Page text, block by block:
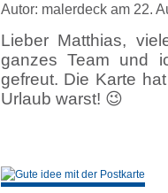
Autor: malerdeck am 22.
Lieber Matthias,
ganzes Team und
gefreut. Die Karte
Urlaub warst! 😉